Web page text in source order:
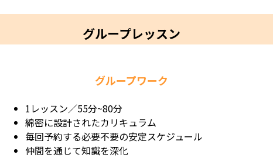
グループレッスン
グループワーク
1レッスン／55分~80分
綿密に設計されたカリキュラム
毎回予約する必要不要の安定スケジュール
仲間を通じて知識を深化